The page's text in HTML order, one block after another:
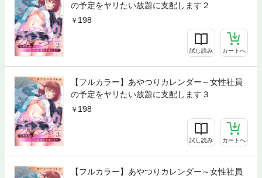
の予定をヤリたい放題に支配します２
198
試し読み カートへ
【フルカラー】あやつりカレンダー～女性社員
の予定をヤリたい放題に支配します３
198
試し読み カートへ
【フルカラー】あやつりカレンダー～女性社員